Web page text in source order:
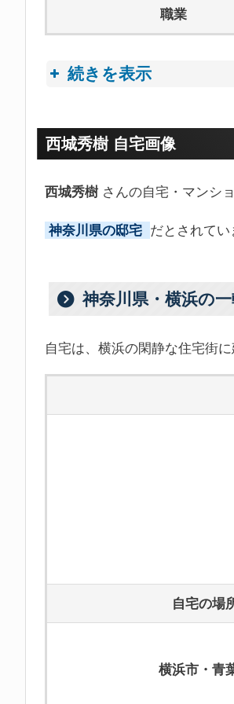
職業
続きを表示
プロフィールトピック
西城秀樹 自宅画像
西城秀樹 さんの自宅・マンショ
神奈川県の邸宅 だとされてい
神奈川県・横浜の
自宅は、横浜の閑静な住宅街に
自宅の場
横浜市・青